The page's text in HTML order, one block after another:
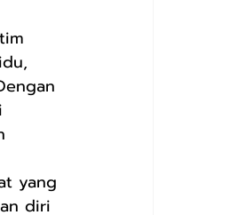
yang
diri